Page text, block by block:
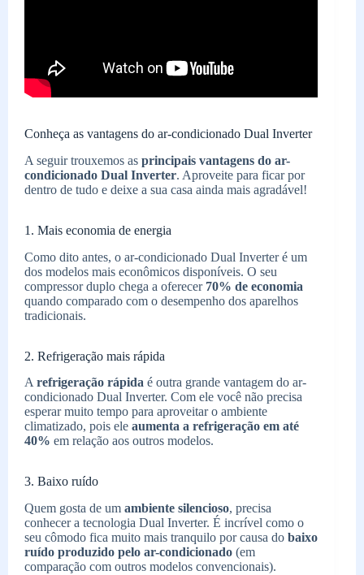
Conheça as vantagens do ar-condicionado Dual Inverter
A seguir trouxemos as principais vantagens do ar-
condicionado Dual Inverter. Aproveite para ficar por
dentro de tudo e deixe a sua casa ainda mais agradável!
1. Mais economia de energia
Como dito antes, o ar-condicionado Dual Inverter é um
dos modelos mais econômicos disponíveis. O seu
compressor duplo chega a oferecer 70% de economia
quando comparado com o desempenho dos aparelhos
tradicionais.
2. Refrigeração mais rápida
A refrigeração rápida é outra grande vantagem do ar-
condicionado Dual Inverter. Com ele você não precisa
esperar muito tempo para aproveitar o ambiente
climatizado, pois ele aumenta a refrigeração em até
40% em relação aos outros modelos.
3. Baixo ruído
Quem gosta de um ambiente silencioso, precisa
conhecer a tecnologia Dual Inverter. É incrível como o
seu cômodo fica muito mais tranquilo por causa do baixo
ruído produzido pelo ar-condicionado (em
comparação com outros modelos convencionais).